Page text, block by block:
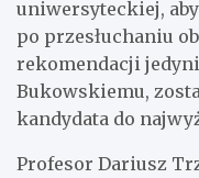
uniwersyteckiej,
po przesłuchaniu
rekomendacji
Bukowskiemu,
kandydata do
Profesor Dariusz